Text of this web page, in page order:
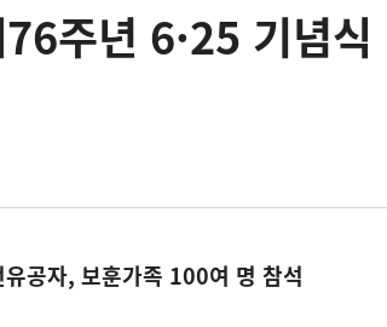
주년 6·25 기념식
공자, 보훈가족 100여 명 참석